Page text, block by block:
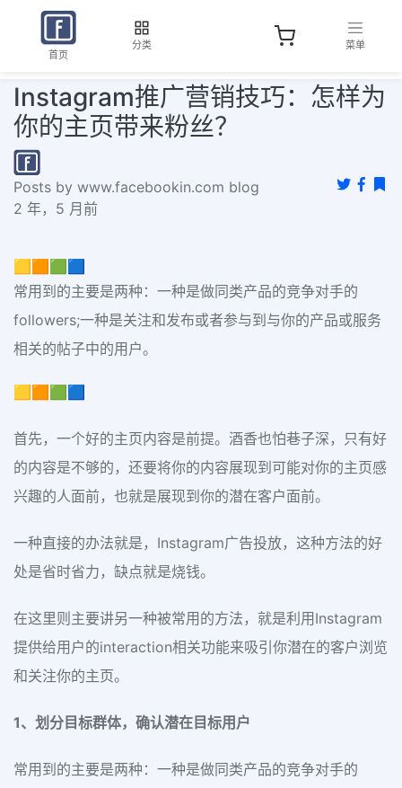
首页
分类 菜单
Instagram推广营销技巧：怎样为
你的主页带来粉丝？
Posts by www.facebookin.com blog
2 年，5 月前
🟨🟧🟩🟦
常用到的主要是两种：一种是做同类产品的竞争对手的
followers;一种是关注和发布或者参与到与你的产品或服务
相关的帖子中的用户。
🟨🟧🟩🟦
首先，一个好的主页内容是前提。酒香也怕巷子深，只有好
的内容是不够的，还要将你的内容展现到可能对你的主页感
兴趣的人面前，也就是展现到你的潜在客户面前。
一种直接的办法就是，Instagram广告投放，这种方法的好
处是省时省力，缺点就是烧钱。
在这里则主要讲另一种被常用的方法，就是利用Instagram
提供给用户的interaction相关功能来吸引你潜在的客户浏览
和关注你的主页。
1、划分目标群体，确认潜在目标用户
常用到的主要是两种：一种是做同类产品的竞争对手的